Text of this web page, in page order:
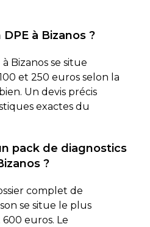
à Bizanos ?
Bizanos se situe
et 250 euros selon la
Un devis précis
exactes du
pack de diagnostics
?
complet de
se situe le plus
euros. Le